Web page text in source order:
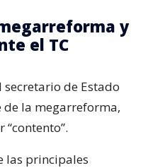
y
el TC
de Estado
de la megarreforma,
las principales